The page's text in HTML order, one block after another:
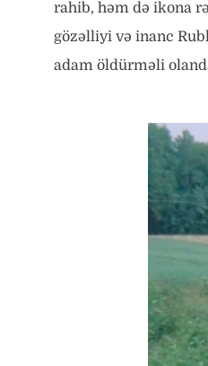
rahib, həm də ikona
gözəlliyi və inanc
adam öldürməli